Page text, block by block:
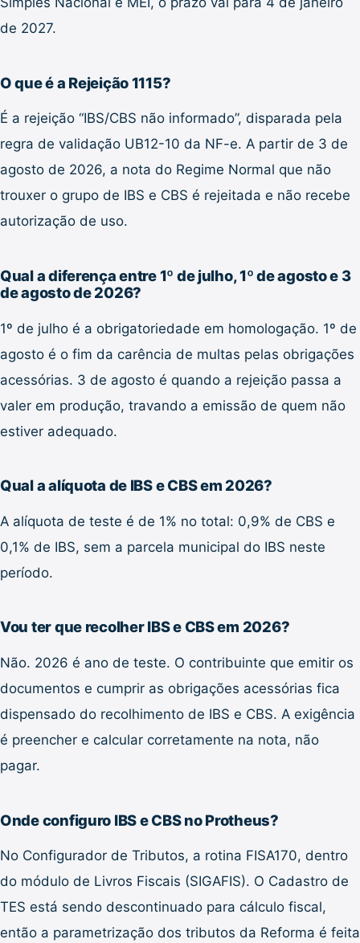
de 2027.
O que é a Rejeição 1115?
É a rejeição “IBS/CBS não informado”, disparada pela
regra de validação UB12-10 da NF-e. A partir de 3 de
agosto de 2026, a nota do Regime Normal que não
trouxer o grupo de IBS e CBS é rejeitada e não recebe
autorização de uso.
Qual a diferença entre 1º de julho, 1º de agosto e 3
de agosto de 2026?
1º de julho é a obrigatoriedade em homologação. 1º de
agosto é o fim da carência de multas pelas obrigações
acessórias. 3 de agosto é quando a rejeição passa a
valer em produção, travando a emissão de quem não
estiver adequado.
Qual a alíquota de IBS e CBS em 2026?
A alíquota de teste é de 1% no total: 0,9% de CBS e
0,1% de IBS, sem a parcela municipal do IBS neste
período.
Vou ter que recolher IBS e CBS em 2026?
Não. 2026 é ano de teste. O contribuinte que emitir os
documentos e cumprir as obrigações acessórias fica
dispensado do recolhimento de IBS e CBS. A exigência
é preencher e calcular corretamente na nota, não
pagar.
Onde configuro IBS e CBS no Protheus?
No Configurador de Tributos, a rotina FISA170, dentro
do módulo de Livros Fiscais (SIGAFIS). O Cadastro de
TES está sendo descontinuado para cálculo fiscal,
então a parametrização dos tributos da Reforma é feita